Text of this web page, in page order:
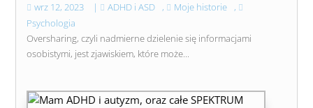
wrz 12, 2023 | ADHD i ASD , Moje historie
,
Psychologia
Oversharing, czyli nadmierne dzielenie się informacjami
osobistymi, jest zjawiskiem, które może...